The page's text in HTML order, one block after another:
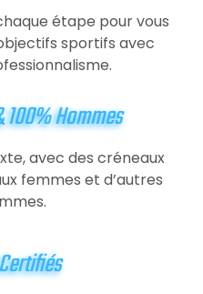
étape pour vous
sportifs avec
Hommes
avec des créneaux
femmes et d’autres